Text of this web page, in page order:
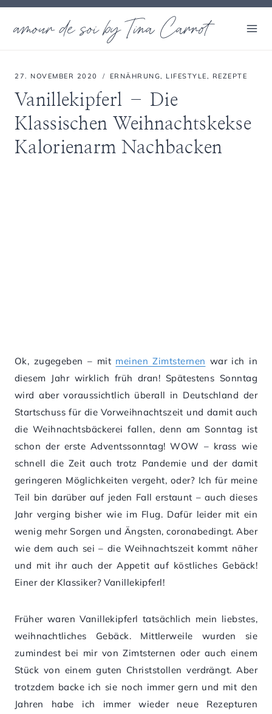
Zum
Inhaltamour de soi by Tina Carrot
27. NOVEMBER 2020 ERNÄHRUNG, LIFESTYLE, REZEPTE
Vanillekipferl – Die
Klassischen Weihnachtskekse
Kalorienarm Nachbacken
Ok, zugegeben – mit meinen Zimtsternen war ich in
diesem Jahr wirklich früh dran! Spätestens Sonntag
wird aber voraussichtlich überall in Deutschland der
Startschuss für die Vorweihnachtszeit und damit auch
die Weihnachtsbäckerei fallen, denn am Sonntag ist
schon der erste Adventssonntag! WOW – krass wie
schnell die Zeit auch trotz Pandemie und der damit
geringeren Möglichkeiten vergeht, oder? Ich für meine
Teil bin darüber auf jeden Fall erstaunt – auch dieses
Jahr verging bisher wie im Flug. Dafür leider mit ein
wenig mehr Sorgen und Ängsten, coronabedingt. Aber
wie dem auch sei – die Weihnachtszeit kommt näher
und mit ihr auch der Appetit auf köstliches Gebäck!
Einer der Klassiker? Vanillekipferl!
Früher waren Vanillekipferl tatsächlich mein liebstes,
weihnachtliches Gebäck. Mittlerweile wurden sie
zumindest bei mir von Zimtsternen oder auch einem
Stück von einem guten Christstollen verdrängt. Aber
trotzdem backe ich sie noch immer gern und mit den
Jahren habe ich immer wieder neue Rezepturen